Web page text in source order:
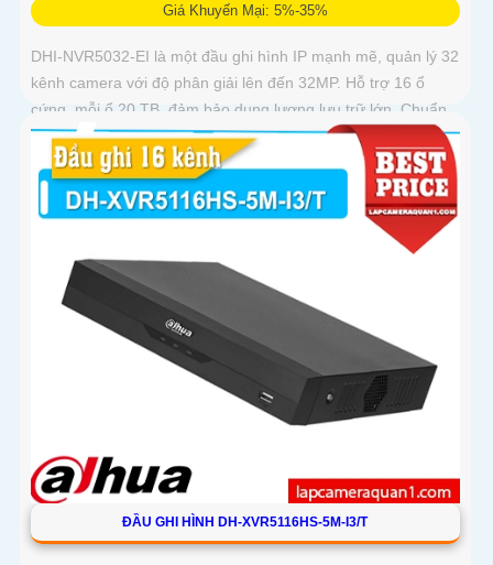
Giá Khuyến Mại: 5%-35%
DHI-NVR5032-EI là một đầu ghi hình IP mạnh mẽ, quản lý 32
kênh camera với độ phân giải lên đến 32MP. Hỗ trợ 16 ổ
cứng, mỗi ổ 20 TB, đảm bảo dung lượng lưu trữ lớn. Chuẩn
nén Smart H
ĐẦU GHI HÌNH DH-XVR5116HS-5M-I3/T